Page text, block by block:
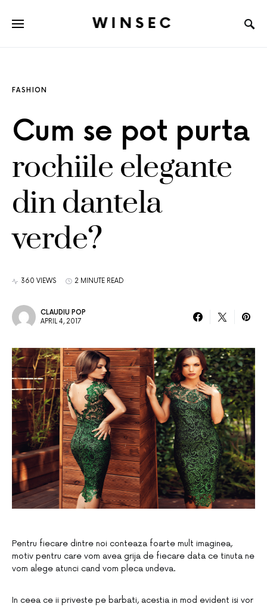
WINSEC
FASHION
Cum se pot purta
rochiile elegante
din dantela
verde?
360 VIEWS 2 MINUTE READ
CLAUDIU POP
APRIL 4, 2017
Pentru fiecare dintre noi conteaza foarte mult imaginea,
motiv pentru care vom avea grija de fiecare data ce tinuta ne
vom alege atunci cand vom pleca undeva.
In ceea ce ii priveste pe barbati, acestia in mod evident isi vor